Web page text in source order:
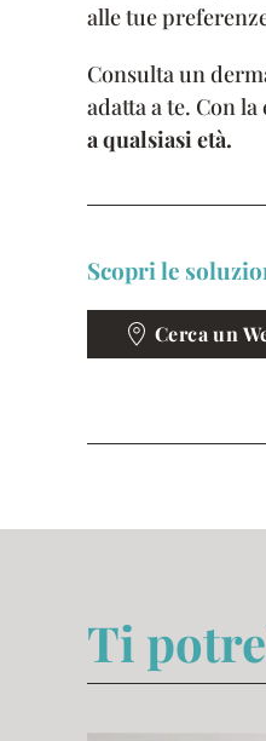
alle tue
Consulta un
adatta a te. Con
a qualsiasi età.
Scopri le
Cerca un
Ti